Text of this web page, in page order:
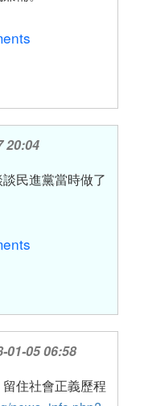
20:04
民進黨當時做了
01-05 06:58
住社會正義歷程